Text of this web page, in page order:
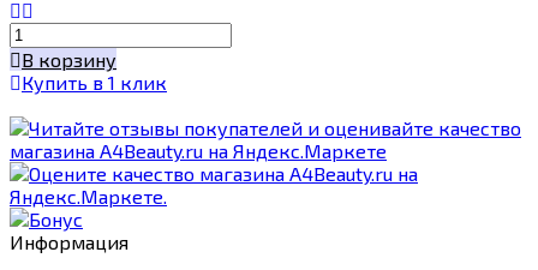
В корзину
Купить в 1 клик
Информация